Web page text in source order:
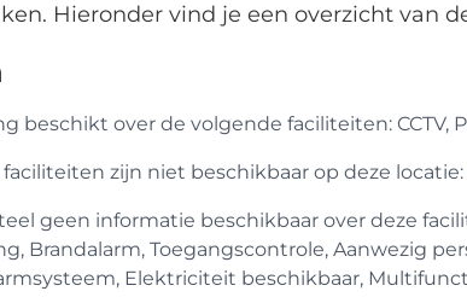
Hieronder vind je een overzicht van
beschikt over de volgende faciliteiten: CCTV,
zijn niet beschikbaar op deze locatie:
geen informatie beschikbaar over deze
Brandalarm, Toegangscontrole, Aanwezig
Elektriciteit beschikbaar,